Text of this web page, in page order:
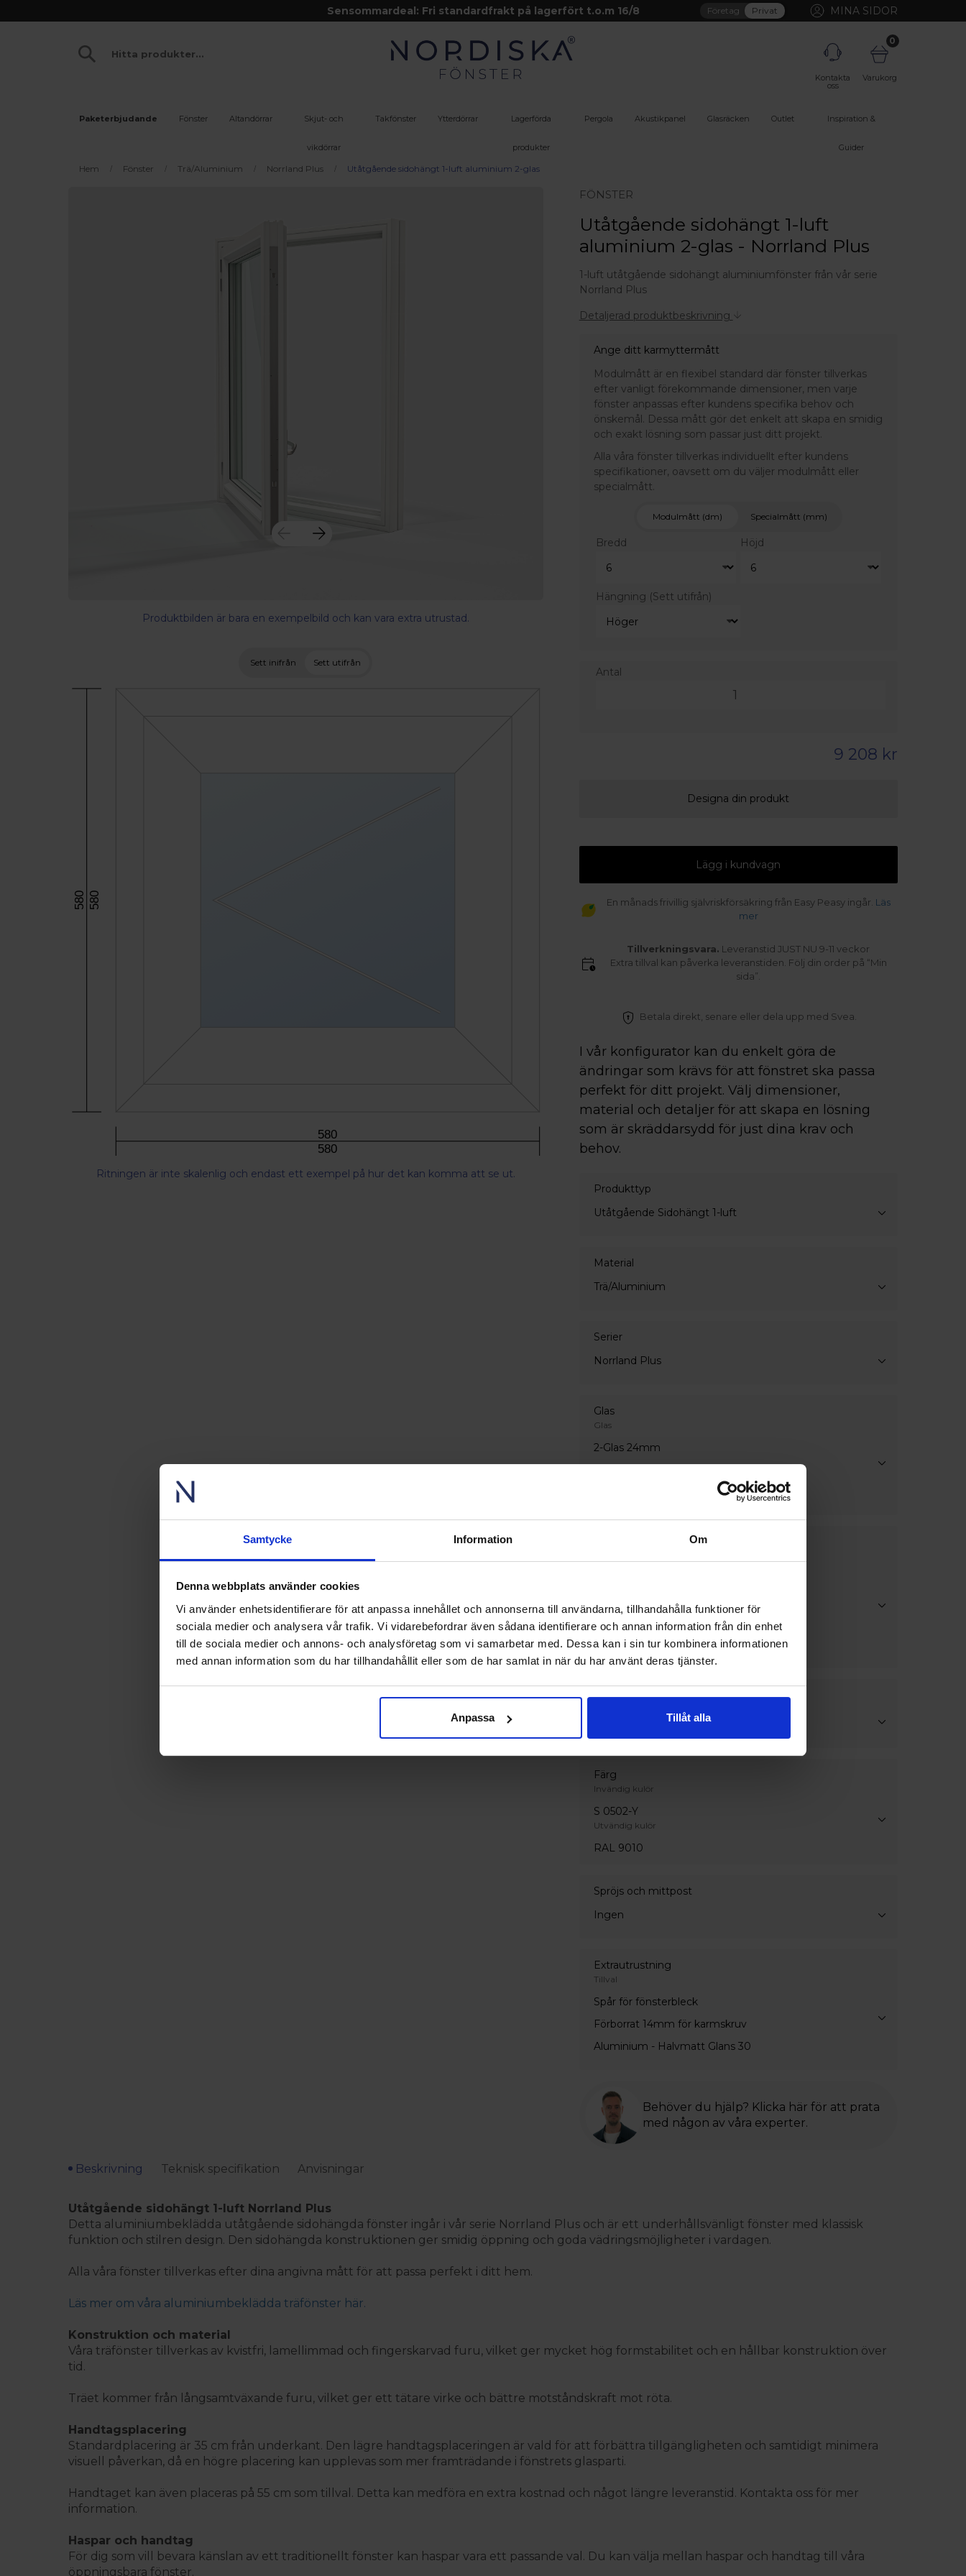
Samtycke Information Om
Denna webbplats använder cookies
Vi använder enhetsidentifierare för att anpassa innehållet och annonserna till användarna, tillhandahålla funktioner för
sociala medier och analysera vår trafik. Vi vidarebefordrar även sådana identifierare och annan information från din enhet
till de sociala medier och annons- och analysföretag som vi samarbetar med. Dessa kan i sin tur kombinera informationen
med annan information som du har tillhandahållit eller som de har samlat in när du har använt deras tjänster.
Anpassa Tillåt alla
Sensommardeal: Fri standardfrakt på lagerfört t.o.m 16/8 Företag Privat MINA SIDOR
Kontakta
oss
0
Varukorg
Paketerbjudande Fönster Altandörrar Skjut- och
vikdörrar
Takfönster Ytterdörrar Lagerförda
produkter
Pergola Akustikpanel Glasräcken Outlet Inspiration &
Guider
Hem Fönster Trä/Aluminium Norrland Plus Utåtgående sidohängt 1-luft aluminium 2-glas
Produktbilden är bara en exempelbild och kan vara extra utrustad.
Sett inifrån Sett utifrån
580 580
580
580
Ritningen är inte skalenlig och endast ett exempel på hur det kan komma att se ut.
FÖNSTER
Utåtgående sidohängt 1-luft
aluminium 2-glas - Norrland Plus
1-luft utåtgående sidohängt aluminiumfönster från vår serie
Norrland Plus
Detaljerad produktbeskrivning
Ange ditt karmyttermått
Modulmått är en flexibel standard där fönster tillverkas
efter vanligt förekommande dimensioner, men varje
fönster anpassas efter kundens specifika behov och
önskemål. Dessa mått gör det enkelt att skapa en smidig
och exakt lösning som passar just ditt projekt.
Alla våra fönster tillverkas individuellt efter kundens
specifikationer, oavsett om du väljer modulmått eller
specialmått.
Modulmått (dm) Specialmått (mm)
Bredd Höjd
Hängning (Sett utifrån)
Antal
9 208 kr
Designa din produkt
Lägg i kundvagn
En månads frivillig självriskförsäkring från Easy Peasy ingår. Läs
mer
Tillverkningsvara. Leveranstid JUST NU 9-11 veckor
Extra tillval kan påverka leveranstiden. Följ din order på “Min
sida”.
Betala direkt, senare eller dela upp med Svea.
I vår konfigurator kan du enkelt göra de
ändringar som krävs för att fönstret ska passa
perfekt för ditt projekt. Välj dimensioner,
material och detaljer för att skapa en lösning
som är skräddarsydd för just dina krav och
behov.
Produkttyp
Utåtgående Sidohängt 1-luft
Material
Trä/Aluminium
Serier
Norrland Plus
Glas
Glas
2-Glas 24mm
Inget säkerhetsglas
Ornament
Standard
Handtag
Färg
Invändig kulör
S 0502-Y
Utvändig kulör
RAL 9010
Spröjs och mittpost
Ingen
Extrautrustning
Tillval
Spår för fönsterbleck
Förborrat 14mm för karmskruv
Aluminium - Halvmatt Glans 30
Behöver du hjälp? Klicka här för att prata
med någon av våra experter.
Beskrivning Teknisk specifikation Anvisningar
Utåtgående sidohängt 1-luft Norrland Plus
Detta aluminiumbeklädda utåtgående sidohängda fönster ingår i vår serie Norrland Plus och är ett underhållsvänligt fönster med klassisk
funktion och stilren design. Den sidohängda konstruktionen ger smidig öppning och goda vädringsmöjligheter i vardagen.
Alla våra fönster tillverkas efter dina angivna mått för att passa perfekt i ditt hem.
Läs mer om våra aluminiumbeklädda träfönster här.
Konstruktion och material
Våra träfönster tillverkas av kvistfri, lamellimmad och fingerskarvad furu, vilket ger mycket hög formstabilitet och en hållbar konstruktion över
tid.
Träet kommer från långsamtväxande furu, vilket ger ett tätare virke och bättre motståndskraft mot röta.
Handtagsplacering
Standardplacering är 35 cm från underkant. Den lägre handtagsplaceringen är vald för att förbättra tillgängligheten och samtidigt minimera
visuell påverkan, då en högre placering kan upplevas som mer framträdande i fönstrets glasparti.
Handtaget kan även placeras på 55 cm som tillval. Detta kan medföra en extra kostnad och något längre leveranstid. Kontakta oss för mer
information.
Haspar och handtag
För dig som vill bevara känslan av ett traditionellt fönster kan haspar vara ett passande val. Du kan välja mellan haspar och handtag till våra
öppningsbara fönster.